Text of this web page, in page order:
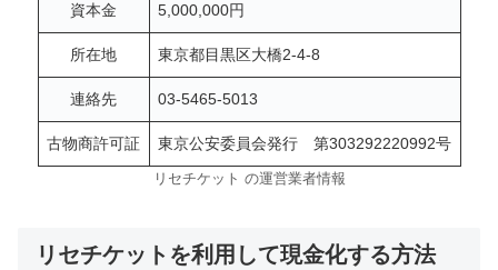
資本金 5,000,000円
所在地 東京都目黒区大橋2-4-8
連絡先 03-5465-5013
古物商許可証 東京公安委員会発行 第303292220992号
リセチケット の運営業者情報
リセチケットを利用して現金化する方法